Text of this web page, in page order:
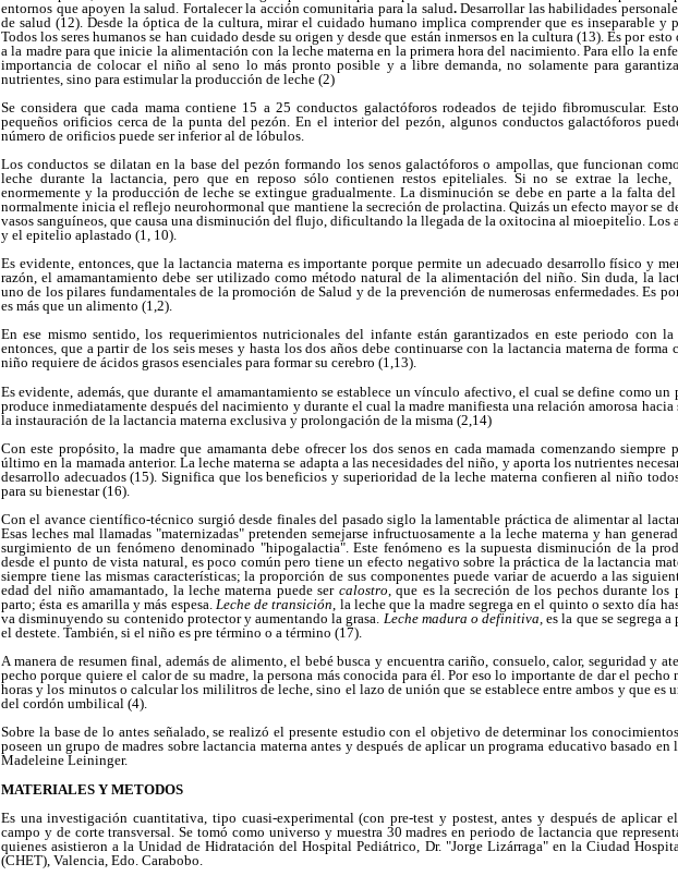
entornos que apoyen la salud. Fortalecer la acción comunitaria para la salud. Desarrollar las habilidades
de salud (12). Desde la óptica de la cultura, mirar el cuidado humano implica comprender que es inseparable y
Todos los seres humanos se han cuidado desde su origen y desde que están inmersos en la cultura (13). Es por
a la madre para que inicie la alimentación con la leche materna en la primera hora del nacimiento. Para ello la
importancia de colocar el niño al seno lo más pronto posible y a libre demanda, no solamente para
nutrientes, sino para estimular la producción de leche (2)
Se considera que cada mama contiene 15 a 25 conductos galactóforos rodeados de tejido fibromuscular.
pequeños orificios cerca de la punta del pezón. En el interior del pezón, algunos conductos galactóforos
número de orificios puede ser inferior al de lóbulos.
Los conductos se dilatan en la base del pezón formando los senos galactóforos o ampollas, que funcionan
leche durante la lactancia, pero que en reposo sólo contienen restos epiteliales. Si no se extrae la
enormemente y la producción de leche se extingue gradualmente. La disminución se debe en parte a la falta
normalmente inicia el reflejo neurohormonal que mantiene la secreción de prolactina. Quizás un efecto mayor se
vasos sanguíneos, que causa una disminución del flujo, dificultando la llegada de la oxitocina al mioepitelio. Los
y el epitelio aplastado (1, 10).
Es evidente, entonces, que la lactancia materna es importante porque permite un adecuado desarrollo físico y
razón, el amamantamiento debe ser utilizado como método natural de la alimentación del niño. Sin duda, la
uno de los pilares fundamentales de la promoción de Salud y de la prevención de numerosas enfermedades. Es
es más que un alimento (1,2).
En ese mismo sentido, los requerimientos nutricionales del infante están garantizados en este periodo con
entonces, que a partir de los seis meses y hasta los dos años debe continuarse con la lactancia materna de forma
niño requiere de ácidos grasos esenciales para formar su cerebro (1,13).
Es evidente, además, que durante el amamantamiento se establece un vínculo afectivo, el cual se define como un
produce inmediatamente después del nacimiento y durante el cual la madre manifiesta una relación amorosa
la instauración de la lactancia materna exclusiva y prolongación de la misma (2,14)
Con este propósito, la madre que amamanta debe ofrecer los dos senos en cada mamada comenzando
último en la mamada anterior. La leche materna se adapta a las necesidades del niño, y aporta los nutrientes
desarrollo adecuados (15). Significa que los beneficios y superioridad de la leche materna confieren al niño
para su bienestar (16).
Con el avance científico-técnico surgió desde finales del pasado siglo la lamentable práctica de alimentar al
Esas leches mal llamadas "maternizadas" pretenden semejarse infructuosamente a la leche materna y han
surgimiento de un fenómeno denominado "hipogalactia". Este fenómeno es la supuesta disminución de la
desde el punto de vista natural, es poco común pero tiene un efecto negativo sobre la práctica de la lactancia
siempre tiene las mismas características; la proporción de sus componentes puede variar de acuerdo a las
edad del niño amamantado, la leche materna puede ser calostro , que es la secreción de los pechos durante los
parto; ésta es amarilla y más espesa. Leche de transición , la leche que la madre segrega en el quinto o sexto día
va disminuyendo su contenido protector y aumentando la grasa. Leche madura o definitiva,es la que se segrega
el destete. También, si el niño es pre término o a término (17).
A manera de resumen final, además de alimento, el bebé busca y encuentra cariño, consuelo, calor, seguridad y
pecho porque quiere el calor de su madre, la persona más conocida para él. Por eso lo importante de dar el pecho
horas y los minutos o calcular los mililitros de leche, sino el lazo de unión que se establece entre ambos y que es
del cordón umbilical (4).
Sobre la base de lo antes señalado, se realizó el presente estudio con el objetivo de determinar los
poseen un grupo de madres sobre lactancia materna antes y después de aplicar un programa educativo basado en
Madeleine Leininger.
MATERIALES Y METODOS
Es una investigación cuantitativa, tipo cuasi-experimental (con pre-test y postest, antes y después de aplicar
campo y de corte transversal. Se tomó como universo y muestra 30 madres en periodo de lactancia que
quienes asistieron a la Unidad de Hidratación del Hospital Pediátrico, Dr. "Jorge Lizárraga" en la Ciudad
(CHET), Valencia, Edo. Carabobo.